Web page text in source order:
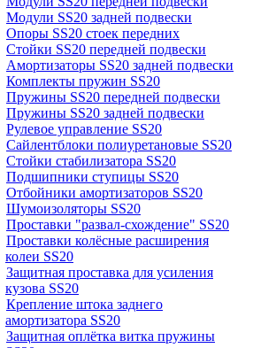
Модули SS20 задней подвески
Опоры SS20 стоек передних
Стойки SS20 передней подвески
Амортизаторы SS20 задней подвески
Комплекты пружин SS20
Пружины SS20 передней подвески
Пружины SS20 задней подвески
Рулевое управление SS20
Сайлентблоки полиуретановые SS20
Стойки стабилизатора SS20
Подшипники ступицы SS20
Отбойники амортизаторов SS20
Шумоизоляторы SS20
Проставки "развал-схождение" SS20
Проставки колёсные расширения
колеи SS20
Защитная проставка для усиления
кузова SS20
Крепление штока заднего
амортизатора SS20
Защитная оплётка витка пружины